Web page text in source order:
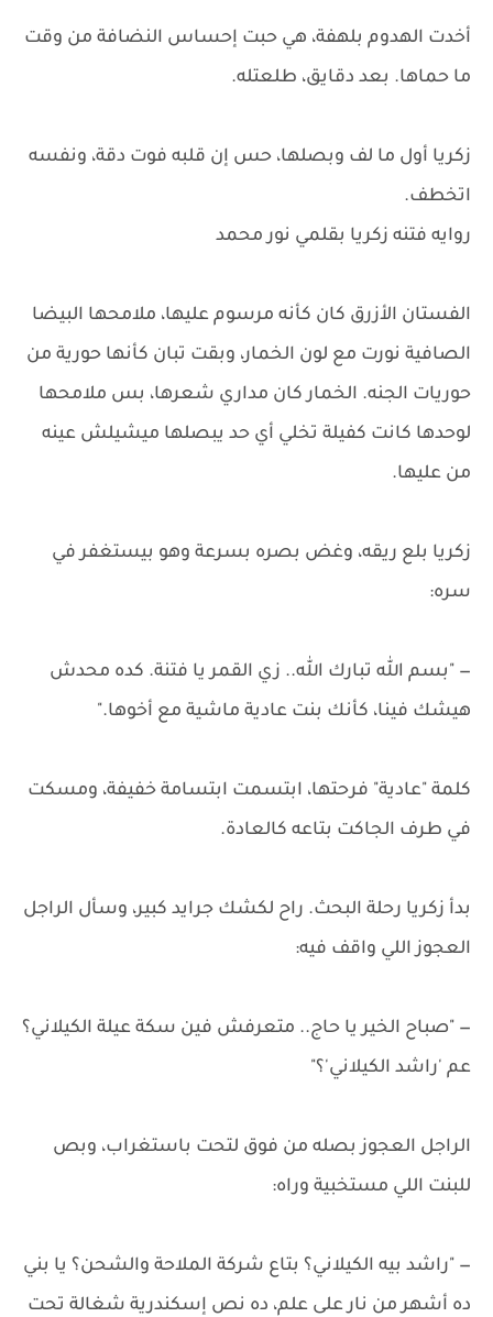
أخدت الهدوم بلهفة، هي حبت إحساس النضافة من وقت
ما حماها. بعد دقايق، طلعتله.
زكريا أول ما لف وبصلها، حس إن قلبه فوت دقة، ونفسه
اتخطف.
روايه فتنه زكريا بقلمي نور محمد
الفستان الأزرق كان كأنه مرسوم عليها، ملامحها البيضا
الصافية نورت مع لون الخمار، وبقت تبان كأنها حورية من
حوريات الجنه. الخمار كان مداري شعرها، بس ملامحها
لوحدها كانت كفيلة تخلي أي حد يبصلها ميشيلش عينه
من عليها.
زكريا بلع ريقه، وغض بصره بسرعة وهو بيستغفر في
سره:
— "بسم الله تبارك الله.. زي القمر يا فتنة. كده محدش
هيشك فينا، كأنك بنت عادية ماشية مع أخوها."
كلمة "عادية" فرحتها، ابتسمت ابتسامة خفيفة، ومسكت
في طرف الجاكت بتاعه كالعادة.
بدأ زكريا رحلة البحث. راح لكشك جرايد كبير، وسأل الراجل
العجوز اللي واقف فيه:
— "صباح الخير يا حاج.. متعرفش فين سكة عيلة الكيلاني؟
عم 'راشد الكيلاني'؟"
الراجل العجوز بصله من فوق لتحت باستغراب، وبص
للبنت اللي مستخبية وراه:
— "راشد بيه الكيلاني؟ بتاع شركة الملاحة والشحن؟ يا بني
ده أشهر من نار على علم، ده نص إسكندرية شغالة تحت